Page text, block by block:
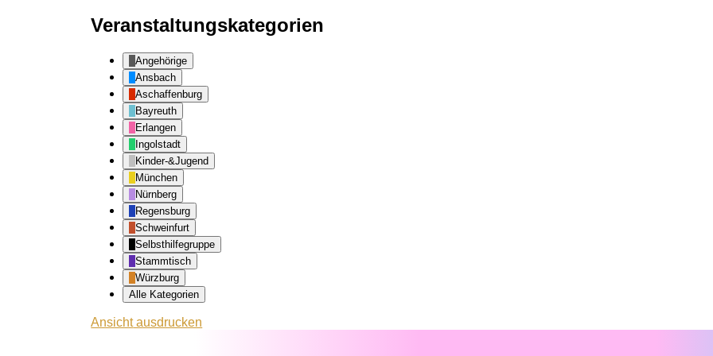
Veranstaltungskategorien
Angehörige
Ansbach
Aschaffenburg
Bayreuth
Erlangen
Ingolstadt
Kinder-&Jugend
München
Nürnberg
Regensburg
Schweinfurt
Selbsthilfegruppe
Stammtisch
Würzburg
Alle Kategorien
Ansichtausdrucken